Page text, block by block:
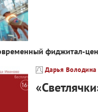
фиджитал-
Дарья Володина